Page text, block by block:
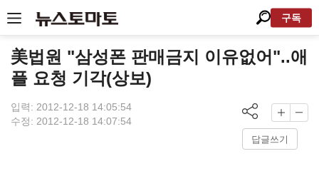
구독
美법원 "삼성폰 판매금지 이유없어"..애
플 요청 기각(상보)
입력: 2012-12-18 14:05:54
수정: 2012-12-18 14:07:54
답글쓰기